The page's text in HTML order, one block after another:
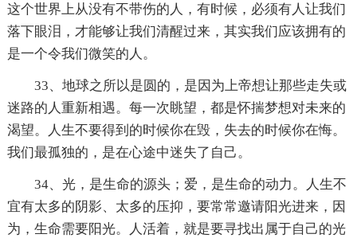
这个世界上从没有不带伤的人，有时候，必须有人让我们
落下眼泪，才能够让我们清醒过来，其实我们应该拥有的
是一个令我们微笑的人。
33、地球之所以是圆的，是因为上帝想让那些走失或
迷路的人重新相遇。每一次眺望，都是怀揣梦想对未来的
渴望。人生不要得到的时候你在毁，失去的时候你在悔。
我们最孤独的，是在心途中迷失了自己。
34、光，是生命的源头；爱，是生命的动力。人生不
宜有太多的阴影、太多的压抑，要常常邀请阳光进来，因
为，生命需要阳光。人活着，就是要寻找出属于自己的光